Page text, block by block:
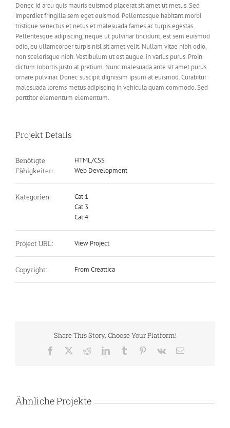
Donec id arcu quis mauris euismod placerat sit amet ut metus. Sed
imperdiet fringilla sem eget euismod. Pellentesque habitant morbi
tristique senectus et netus et malesuada fames ac turpis egestas.
Pellentesque adipiscing, neque ut pulvinar tincidunt, est sem euismod
odio, eu ullamcorper turpis nisl sit amet velit. Nullam vitae nibh odio,
non scelerisque nibh. Vestibulum ut est augue, in varius purus. Proin
dictum lobortis justo at pretium. Nunc malesuada ante sit amet purus
ornare pulvinar. Donec suscipit dignissim ipsum at euismod. Curabitur
malesuada lorems metus adipiscing in vehicula quam commodo. Sed
porttitor elementum elementum.
Projekt Details
Benötigte
Fähigkeiten:
HTML/CSS
Web Development
Kategorien:
Cat 1
Cat 3
Cat 4
Project URL: View Project
Copyright: From Creattica
Share This Story, Choose Your Platform!
Facebook RedditLinkedInTumblr Pinterest
Vk
E-
Ähnliche Projekte